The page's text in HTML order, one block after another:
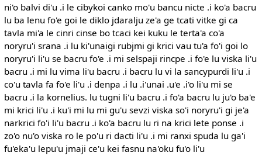
ni'o balvi di'u .i le cibykoi canko mo'u bancu nicte .i ko'a bacru
lu ba lenu fo'e goi le diklo jdaralju ze'a ge tcati vitke gi ca
tavla mi'a le cinri cinse bo tcaci kei kuku le terta'a co'a
noryru'i srana .i lu ki'unaigi rubjmi gi krici vau tu'a fo'i goi lo
noryru'i li'u se bacru fo'e .i mi selspaji rincpe .i fo'e lu viska li'u
bacru .i mi lu vima li'u bacru .i bacru lu vi la sancypurdi li'u .i
co'u tavla fa fo'e li'u .i denpa .i lu .i'unai .u'e .i'o li'u mi se
bacru .i la kornelius. lu tugni li'u bacru .i fo'a bacru lu ju'o ba'e
mi krici li'u .i ku'i mi lu mi gu'u sevzi viska so'i noryru'i gi je'a
narkrici fo'i li'u bacru .i ko'a bacru lu ri na krici lete ponse .i
zo'o nu'o viska ro le po'u ri dacti li'u .i mi ranxi spuda lu ga'i
fu'eka'u lepu'u jmaji ce'u kei fasnu na'oku fu'o li'u